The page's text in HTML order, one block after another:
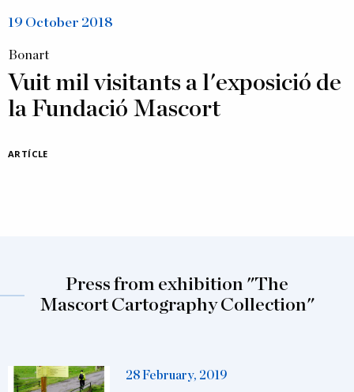
19 October 2018
Bonart
Vuit mil visitants a l'exposició de
la Fundació Mascort
ARTÍCLE
Press from exhibition "The
Mascort Cartography Collection"
28 February, 2019